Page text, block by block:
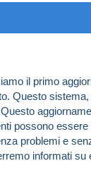
il primo
Questo
possono
problemi e
informati su